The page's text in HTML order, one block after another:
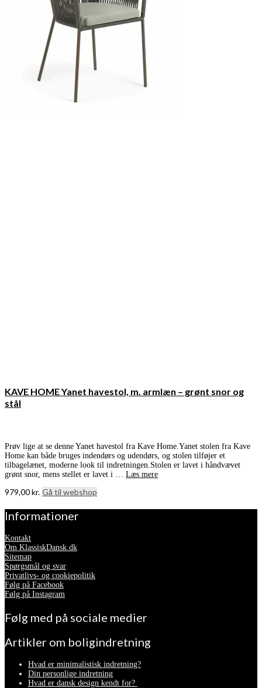
KAVE HOME Yanet havestol, m. armlæn – grønt snor og
stål
Prøv lige at se denne Yanet havestol fra Kave Home.Yanet stolen fra Kave
Home kan både bruges indendørs og udendørs, og stolen tilføjer et
tilbagelænet, moderne look til indretningen.Stolen er lavet i håndvævet
grønt snor, mens stellet er lavet i … Læs mere
979,00kr. Gå til webshop
Informationer
Kontakt
Om KlassiskDansk.dk
Sitemap
Spørgsmål og svar
Privatlivs- og cookiepolitik
Følg på Facebook
Følg på Instagram
Følg med på sociale medier
Artikler om boligindretning
Hvad er minimalistisk indretning?
Din personlige indretning
Hvad er dansk design kendt for?